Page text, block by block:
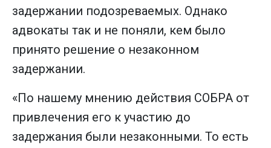
задержании подозреваемых. Однако
адвокаты так и не поняли, кем было
принято решение о незаконном
задержании.
«По нашему мнению действия СОБРА от
привлечения его к участию до
задержания были незаконными. То есть